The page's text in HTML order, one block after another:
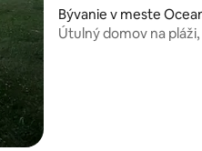
Bývanie v meste
Útulný domov na